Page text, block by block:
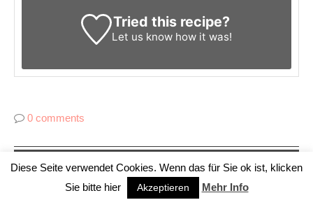
Tried this recipe?
Let us knowhow it was!
0 comments
Diese Seite verwendet Cookies. Wenn das für Sie ok ist, klicken
Sie bitte hier
Akzeptieren Mehr Info